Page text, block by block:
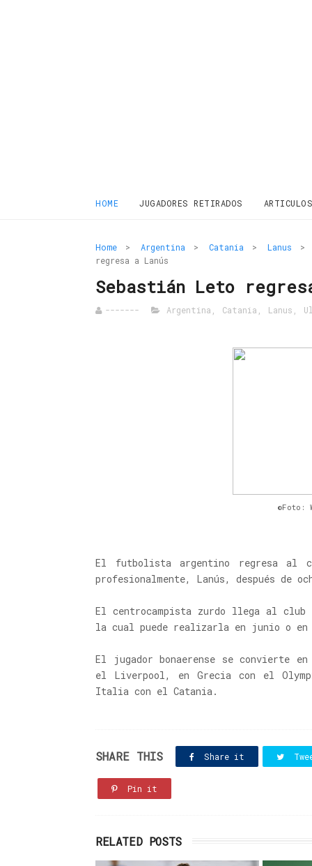
HOME JUGADORES RETIRADOS
Home > Argentina > Catania > Lanus >
regresa a Lanús
Sebastián Leto
------- Argentina Catania Lanus
©Foto:
El futbolista argentino regresa al
profesionalmente, Lanús, después de
El centrocampista zurdo llega al club
la cual puede realizarla en junio o en
El jugador bonaerense se convierte
el Liverpool, en Grecia con el
Italia con el Catania.
SHARE THIS Share it
Pin it
RELATED POSTS